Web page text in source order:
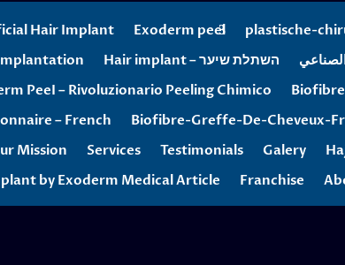
Hair Implant Exoderm peel
plastische-
Hair implant – השתלת שיער
PeeI – Rivoluzionario Peeling Chimico
– French
Biofibre-Greffe-De-Cheveux-
Mission Services Testimonials Galery
by Exoderm Medical Article Franchise